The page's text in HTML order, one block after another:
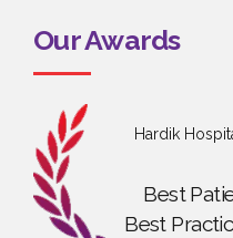
Our Awards
Hardik
Best
Best